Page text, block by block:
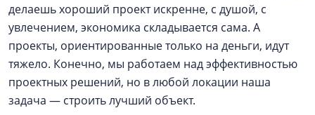
делаешь хороший проект искренне, с душой, с
увлечением, экономика складывается сама. А
проекты, ориентированные только на деньги, идут
тяжело. Конечно, мы работаем над эффективностью
проектных решений, но в любой локации наша
задача — строить лучший объект.